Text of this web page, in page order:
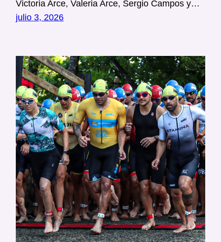
Victoria Arce, Valeria Arce, Sergio Campos y…
julio 3, 2026